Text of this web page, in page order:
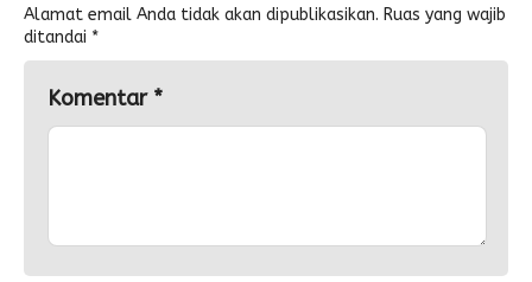
Alamat email Anda tidak akan dipublikasikan. Ruas yang wajib
ditandai *
Komentar *